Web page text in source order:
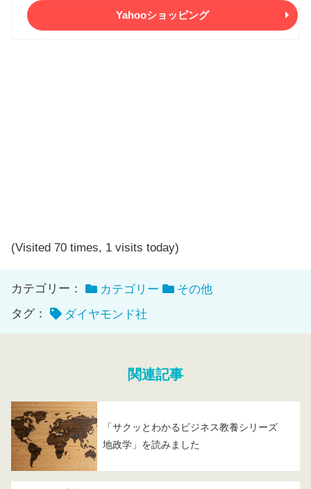
Yahooショッピング
(Visited 70 times, 1 visits today)
カテゴリー： カテゴリー
その他
タグ：
ダイヤモンド社
関連記事
「サクッとわかるビジネス教養シリーズ
地政学」を読みました